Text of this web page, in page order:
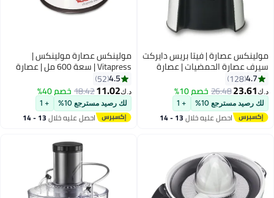
مولينكس عصارة | فيتا بريس دايركت
سيرف عصارة الحمضيات | عصارة
برتقال | فضي وأسود | ضمان سنتين |
PC603D27 100 W PC603D27
أسود/فضي
4.7
128
د.ك‏23.61
26.48خصم 10%
لك رصيد مسترجع 10% + 1
احصل عليه خلال 13 - 14
مولينكس عصارة مولينكس |
Vitapress | سعة 600 مل | عصارة
كهربائية للبرتقال | ضمان لمدة
سنتين | PC300B27 0.6 L 25 W
PC300B27 أبيض
4.5
52
د.ك‏11.02
18.42خصم 40%
لك رصيد مسترجع 10% + 1
احصل عليه خلال 13 - 14